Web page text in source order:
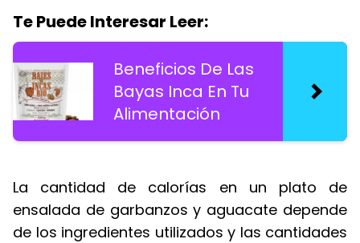
Te Puede Interesar Leer:
Beneficios De Las
Bayas Inca En Tu
Alimentación
La cantidad de calorías en un plato de
ensalada de garbanzos y aguacate depende
de los ingredientes utilizados y las cantidades